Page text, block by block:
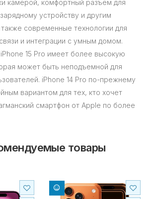
камерой, комфортный разъем для
устройству и другим
современные технологии для
и интеграции с умным домом.
15 Pro имеет более высокую
может быть неподъемной для
iPhone 14 Pro по-прежнему
вариантом для тех, кто хочет
смартфон от Apple по более
товары